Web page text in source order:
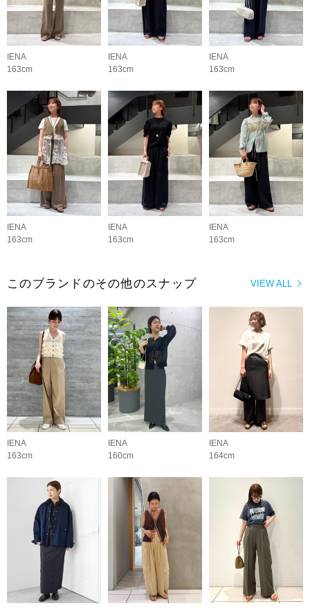
IENA
163cm
IENA
163cm
IENA
163cm
IENA
163cm
IENA
163cm
IENA
163cm
VIEW ALL
このブランドのその他のスナップ
IENA
163cm
IENA
160cm
IENA
164cm